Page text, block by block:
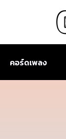
คอร์ดเพลง